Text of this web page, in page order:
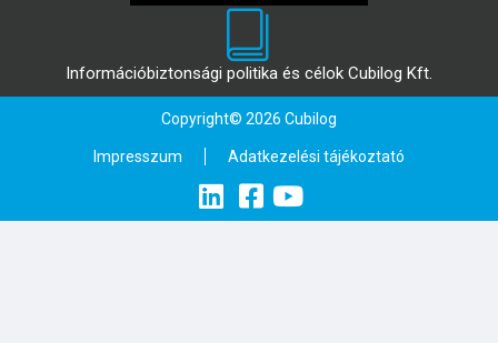
Információbiztonsági politika és célok Cubilog Kft.
Copyright© 2026 Cubilog
Impresszum Adatkezelési tájékoztató